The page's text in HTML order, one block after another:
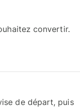
convertir.
de départ, puis